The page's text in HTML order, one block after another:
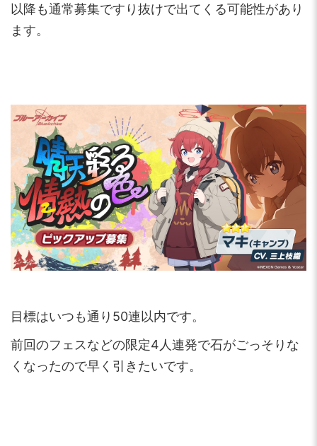
以降も通常募集ですり抜けで出てくる可能性があり
ます。
目標はいつも通り50連以内です。
前回のフェスなどの限定4人連発で石がごっそりな
くなったので早く引きたいです。